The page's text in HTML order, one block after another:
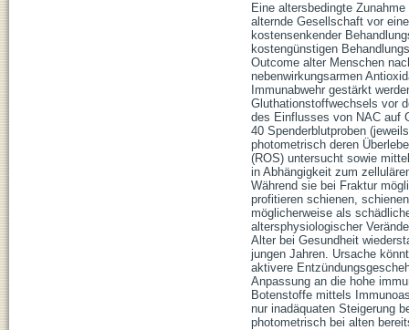
Eine altersbedingte
alternde Gesellschaft vor
kostensenkender
kostengünstigen
Outcome alter Menschen
nebenwirkungsarmen
Immunabwehr gestärkt
Gluthationstoffwechsels vor
des Einflusses von NAC auf
40 Spenderblutproben
photometrisch deren
(ROS) untersucht sowie
in Abhängigkeit zum
Während sie bei Fraktur
profitieren schienen,
möglicherweise als
altersphysiologischer
Alter bei Gesundheit
jungen Jahren. Ursache
aktivere
Anpassung an die hohe
Botenstoffe mittels
nur inadäquaten Steigerung
photometrisch bei alten